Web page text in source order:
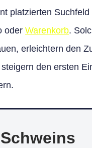
platzierten Suchfeld
oder Warenkorb.
erleichtern den
den ersten